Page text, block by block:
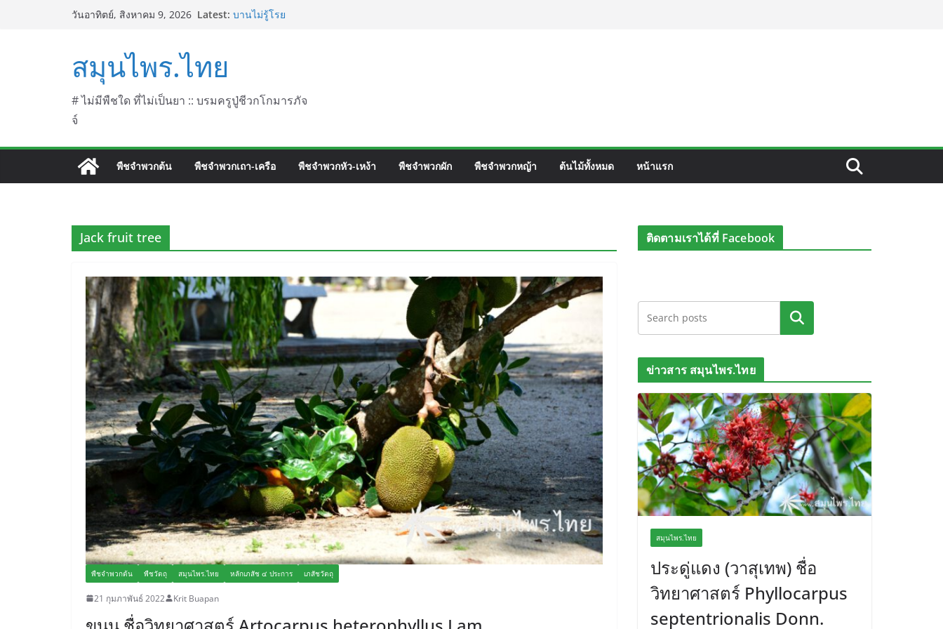
วันอาทิตย์, สิงหาคม 9, 2026 Latest: บานไม่รู้โรย
บานไม่รู้โรยป่า ชื่อวิทยาศาสตร์ Gomphrena celosioides Mart.
สมุนไพร.ไทย
# ไม่มีพืชใด ที่ไม่เป็นยา :: บรมครูปู่ชีวกโกมารภัจ
จ์
พืชจำพวกต้น พืชจำพวกเถา-เครือ พืชจำพวกหัว-เหง้า พืชจำพวกผัก พืชจำพวกหญ้า ต้นไม้ทั้งหมด หน้าแรก
Jack fruit tree
พืชจำพวกต้น พืชวัตถุ สมุนไพร.ไทย หลักเภสัช ๔ ประการ เภสัชวัตถุ
21 กุมภาพันธ์ 2022 Krit Buapan
ติดตามเราได้ที่ Facebook
ค้นหา
ข่าวสาร สมุนไพร.ไทย
สมุนไพร.ไทย
ประดู่แดง (วาสุเทพ) ชื่อ
วิทยาศาสตร์ Phyllocarpus
septentrionalis Donn.